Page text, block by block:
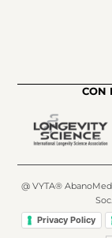
CON
@ VYTA® AbanoMed
Privacy Policy